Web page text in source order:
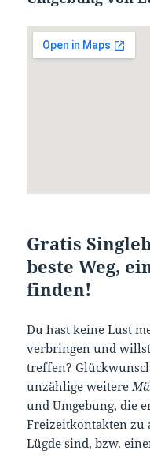
Gratis
beste Weg,
finden!
Du hast keine Lust
verbringen und
treffen?
unzählige weitere
und Umgebung, die
Freizeitkontakten zu
Lügde sind, bzw.